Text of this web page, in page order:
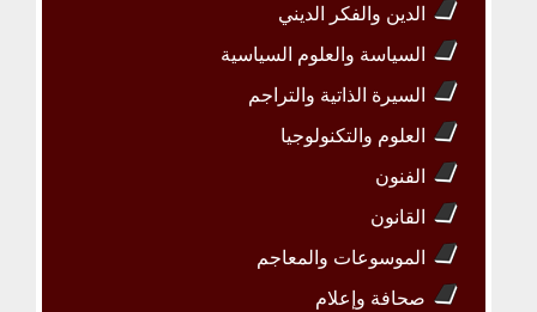
الدين والفكر الديني
السياسة والعلوم السياسية
السيرة الذاتية والتراجم
العلوم والتكنولوجيا
الفنون
القانون
الموسوعات والمعاجم
صحافة وإعلام